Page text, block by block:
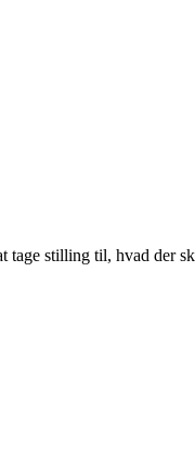
stilling til, hvad der